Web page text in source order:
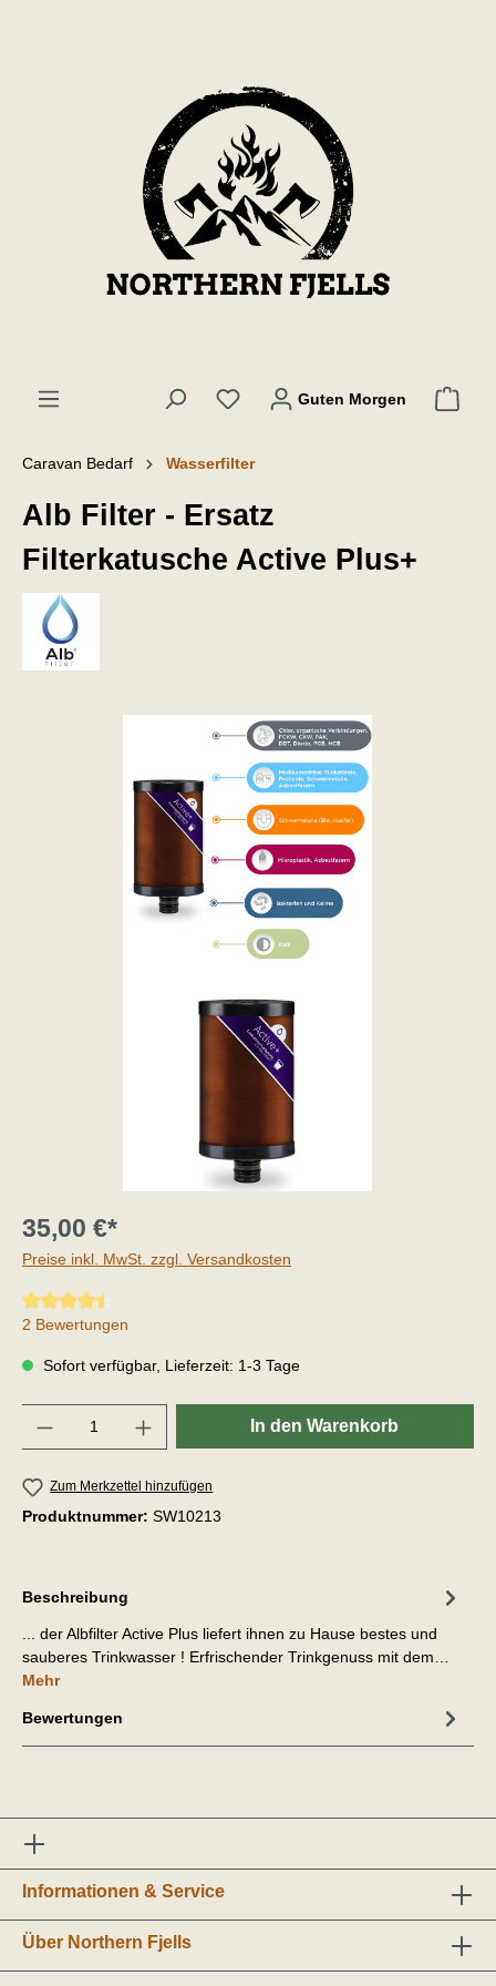
Guten Morgen
Caravan Bedarf Wasserfilter
Alb Filter - Ersatz
Filterkatusche Active Plus+
35,00 €*
Preise inkl. MwSt. zzgl. Versandkosten
Durchschnittliche Bewertung von 4.5 von 5 Sternen
2 Bewertungen
Sofort verfügbar, Lieferzeit: 1-3 Tage
In den Warenkorb
Zum Merkzettel hinzufügen
Produktnummer: SW10213
Beschreibung
... der Albfilter Active Plus liefert ihnen zu Hause bestes und
sauberes Trinkwasser ! Erfrischender Trinkgenuss mit dem…
Mehr
Bewertungen
Informationen & Service
Über Northern Fjells